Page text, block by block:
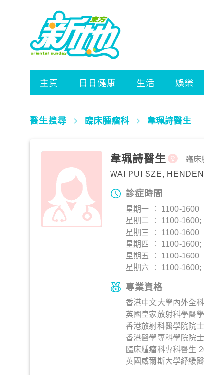
醫生搜尋 臨床腫瘤科 韋珮詩醫生
韋珮詩醫生
WAI PUI SZE,
臨床
診症時間
星期一 ︰ 1100-1600
星期二 ︰ 1100-1600;
星期三 ︰ 1100-1600
星期四 ︰ 1100-1600;
星期五 ︰ 1100-1600
星期六 ︰ 1100-1600;
專業資格
香港中文大學內外全
英國皇家放射科學醫
香港放射科醫學院院
香港醫學專科學院院
臨床腫瘤科專科醫生
英國威爾斯大學紓緩